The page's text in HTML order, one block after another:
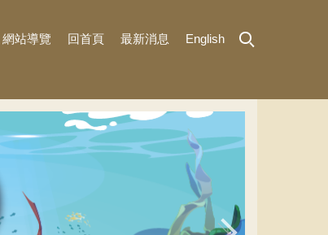
網站導覽 回首頁 最新消息 English